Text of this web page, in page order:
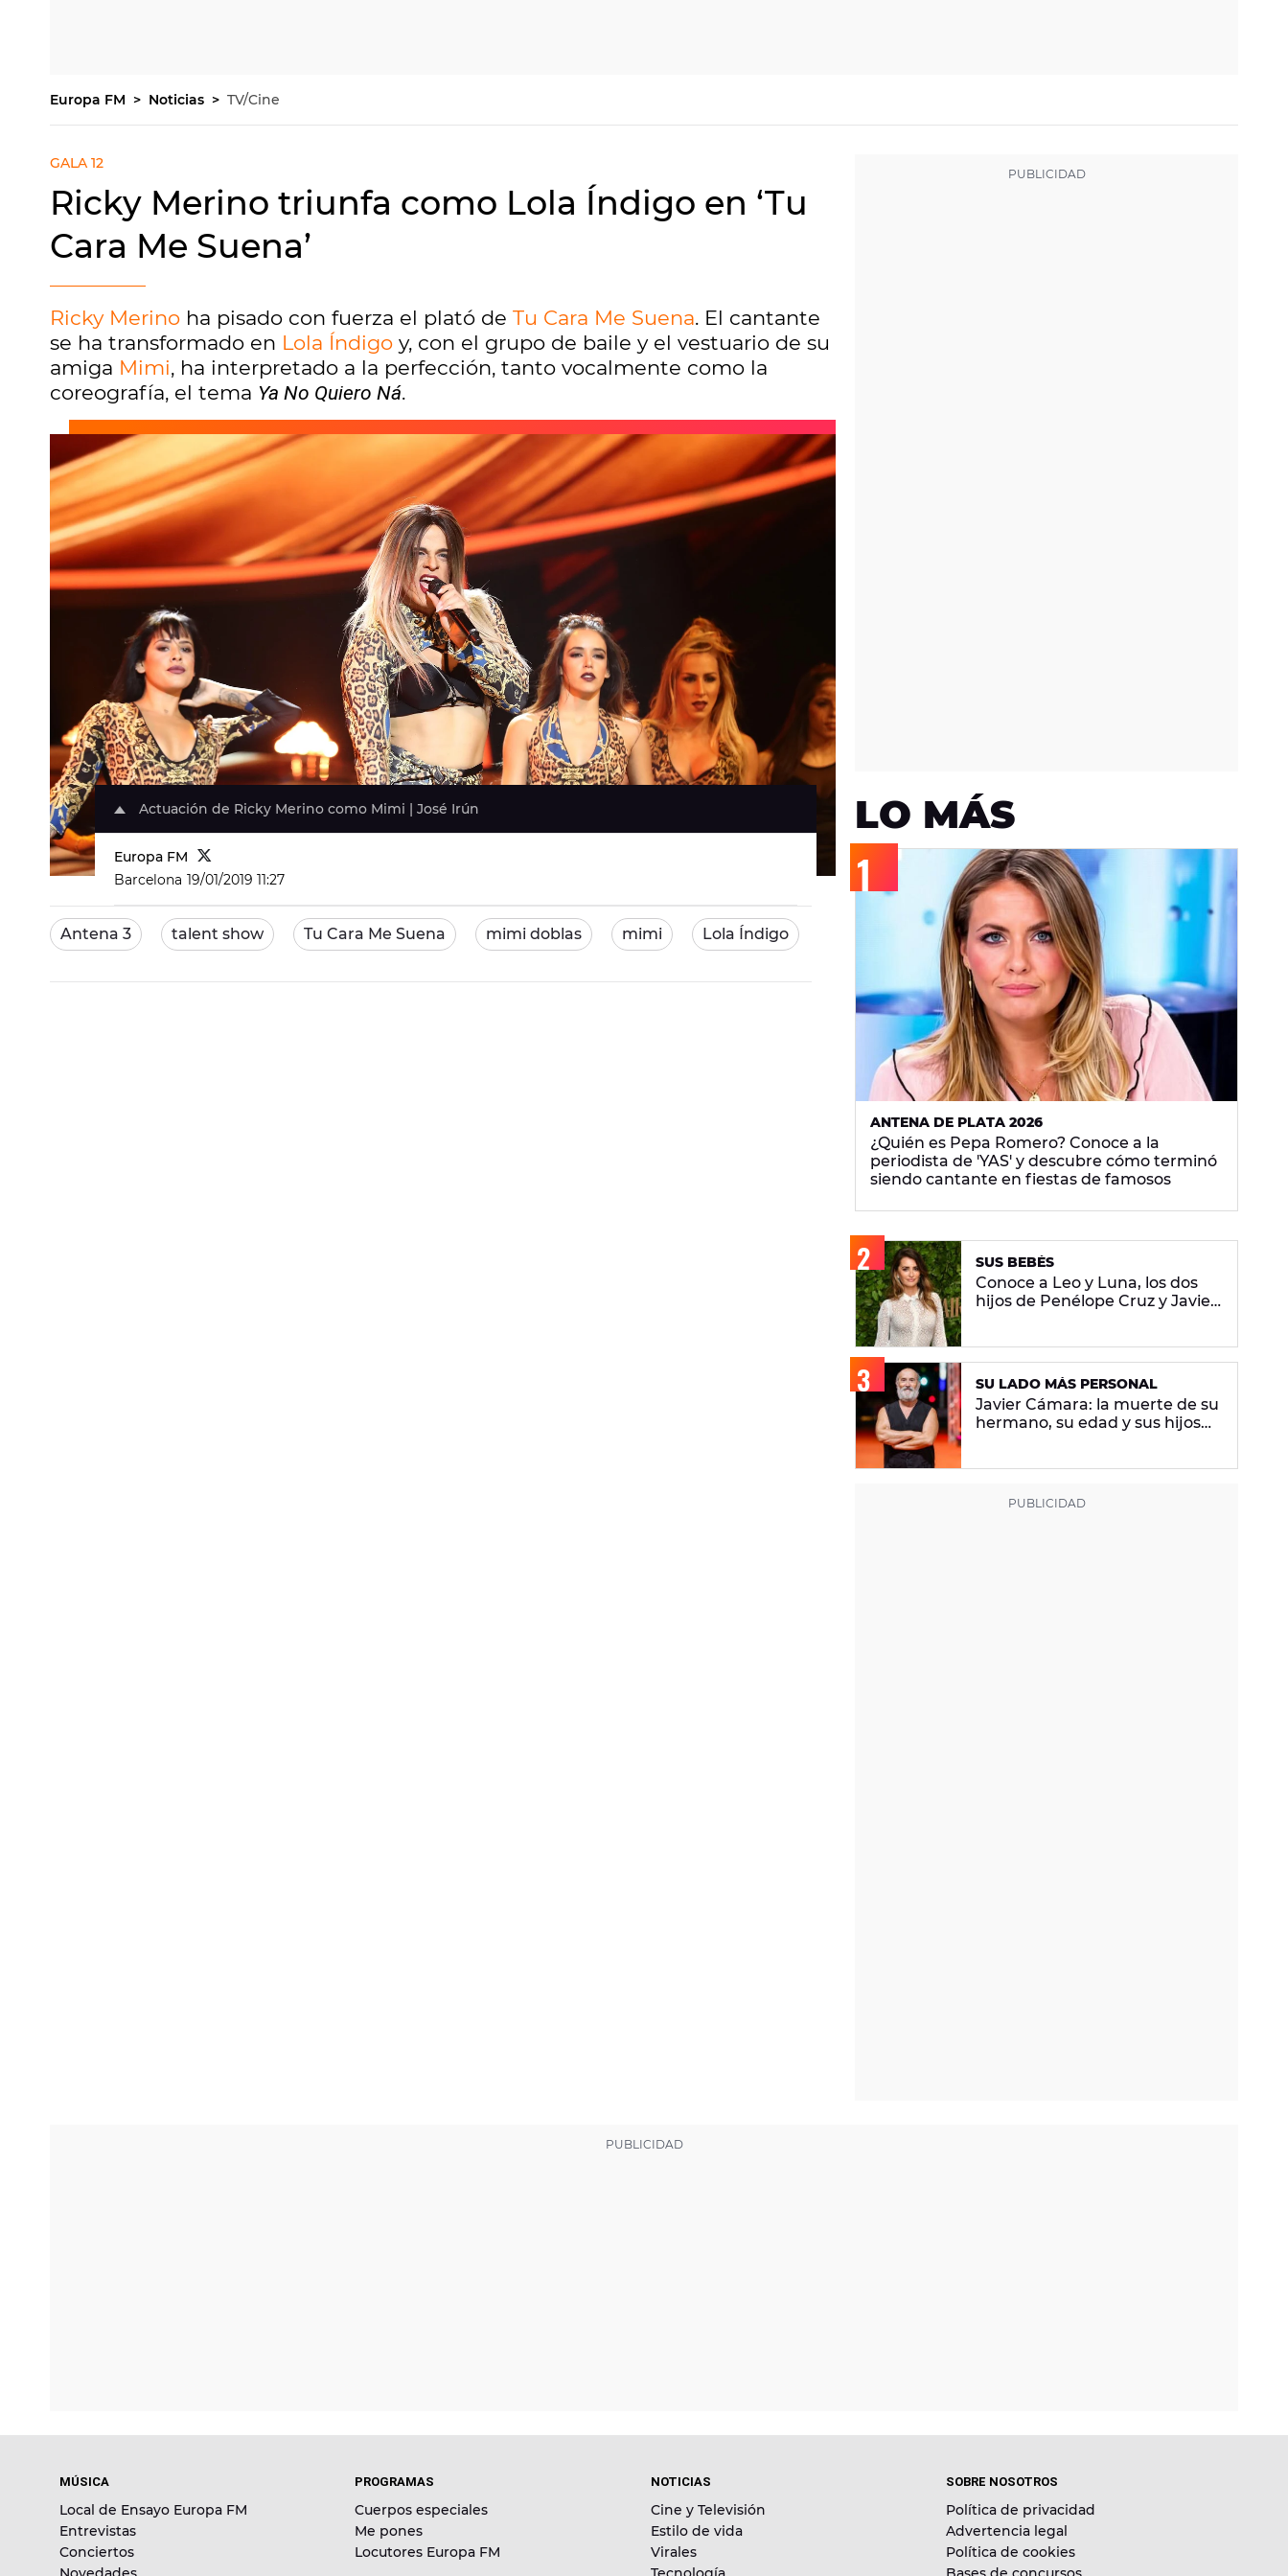
Europa FM Noticias TV/Cine
GALA 12
Ricky Merino triunfa como Lola Índigo en ‘Tu
Cara Me Suena’
Ricky Merino ha pisado con fuerza el plató de Tu Cara Me Suena. El cantante
se ha transformado en Lola Índigo y, con el grupo de baile y el vestuario de su
amiga Mimi, ha interpretado a la perfección, tanto vocalmente como la
coreografía, el tema Ya No Quiero Ná.
Actuación de Ricky Merino como Mimi | José Irún
Europa FM
Barcelona 19/01/2019 11:27
Antena 3 talent show Tu Cara Me Suena mimi doblas mimi Lola Índigo
LO MÁS
ANTENA DE PLATA 2026
¿Quién es Pepa Romero? Conoce a la
periodista de 'YAS' y descubre cómo terminó
siendo cantante en fiestas de famosos
SUS BEBÉS
Conoce a Leo y Luna, los dos
hijos de Penélope Cruz y Javier
SU LADO MÁS PERSONAL
Javier Cámara: la muerte de su
hermano, su edad y sus hijos
MÚSICA
Local de Ensayo Europa FM
Entrevistas
Conciertos
PROGRAMAS
Cuerpos especiales
Me pones
Locutores Europa FM
NOTICIAS
Cine y Televisión
Estilo de vida
Virales
SOBRE NOSOTROS
Política de privacidad
Advertencia legal
Política de cookies